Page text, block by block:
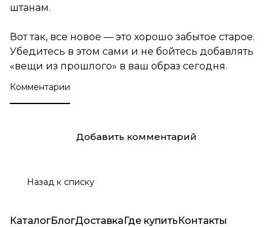
штанам.
Вот так, все новое — это хорошо забытое старое.
Убедитесь в этом сами и не бойтесь добавлять
«вещи из прошлого» в ваш образ сегодня.
Комментарии
Добавить комментарий
Назад к списку
КаталогБлогДоставкаГде купитьКонтакты